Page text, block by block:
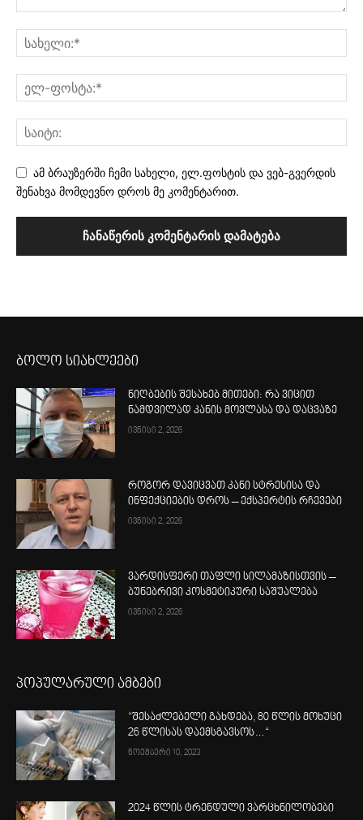
ამ ბრაუზერში ჩემი სახელი, ელ.ფოსტის და ვებ-გვერდის
შენახვა მომდევნო დროს მე კომენტარით.
ბოლო სიახლეები
ნიღბების შესახებ მითები: რა ვიცით
ნამდვილად კანის მოვლასა და დაცვაზე
ივნისი 2, 2026
როგორ დავიცვათ კანი სტრესისა და
ინფექციების დროს – ექსპერტის რჩევები
ივნისი 2, 2026
ვარდისფერი თაფლი სილამაზისთვის –
ბუნებრივი კოსმეტიკური საშუალება
ივნისი 2, 2026
პოპულარული ამბები
“შესაძლებელი გახდება, 80 წლის მოხუცი
26 წლისას დაემსგავსოს…“
ნოემბერი 10, 2023
2024 წლის ტრენდული ვარცხნილობები